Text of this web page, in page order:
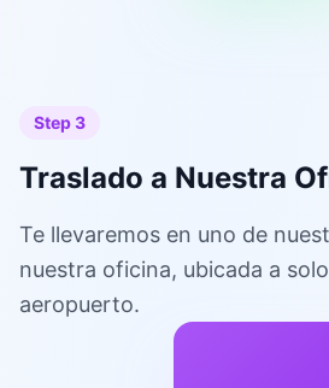
Step 3
Traslado a Nuestra
Te llevaremos en uno de
nuestra oficina, ubicada a
aeropuerto.